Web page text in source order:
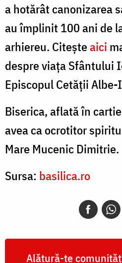
a hotărât canonizarea
au împlinit 100 ani de
arhiereu. Citeșteaici
despre viațaSfântului
Episcopul Cetății
Biserica, aflată în
avea ca ocrotitor
Mare Mucenic Dimitrie.
Sursa: basilica.ro
Alătură-te